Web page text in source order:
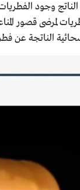
وجود
لمرضى قصور
الناتجة عن